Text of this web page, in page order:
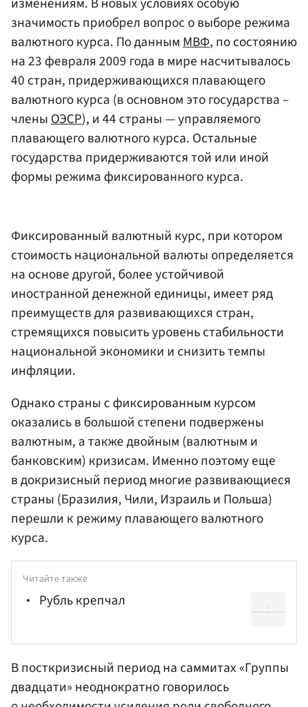
значимость приобрел вопрос о выборе режима
валютного курса. По даннымМВФ, по состоянию
на 23 февраля 2009 года в мире насчитывалось
40 стран, придерживающихся плавающего
валютного курса (в основном это государства –
членыОЭСР), и 44 страны — управляемого
плавающего валютного курса. Остальные
государства придерживаются той или иной
формы режима фиксированного курса.
Фиксированный валютный курс, при котором
стоимость национальной валюты определяется
на основе другой, более устойчивой
иностранной денежной единицы, имеет ряд
преимуществ для развивающихся стран,
стремящихся повысить уровень стабильности
национальной экономики и снизить темпы
инфляции.
Однако страны с фиксированным курсом
оказались в большой степени подвержены
валютным, а также двойным (валютным и
банковским) кризисам. Именно поэтому еще
в докризисный период многие развивающиеся
страны (Бразилия, Чили, Израиль и Польша)
перешли к режиму плавающего валютного
курса.
Читайте также
Рубль крепчал
В посткризисный период на саммитах «Группы
двадцати» неоднократно говорилось